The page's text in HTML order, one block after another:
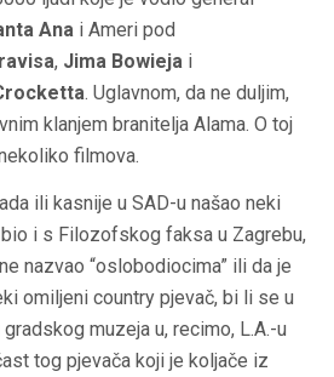
Ana i Ameri pod
, Jima Bowieja i
. Uglavnom, da ne duljim,
klanjem branitelja Alama. O toj
filmova.
ili kasnije u SAD-u našao neki
i s Filozofskog faksa u Zagrebu,
nazvao “oslobodiocima” ili da je
omiljeni country pjevač, bi li se u
muzeja u, recimo, L.A.-u
tog pjevača koji je koljače iz